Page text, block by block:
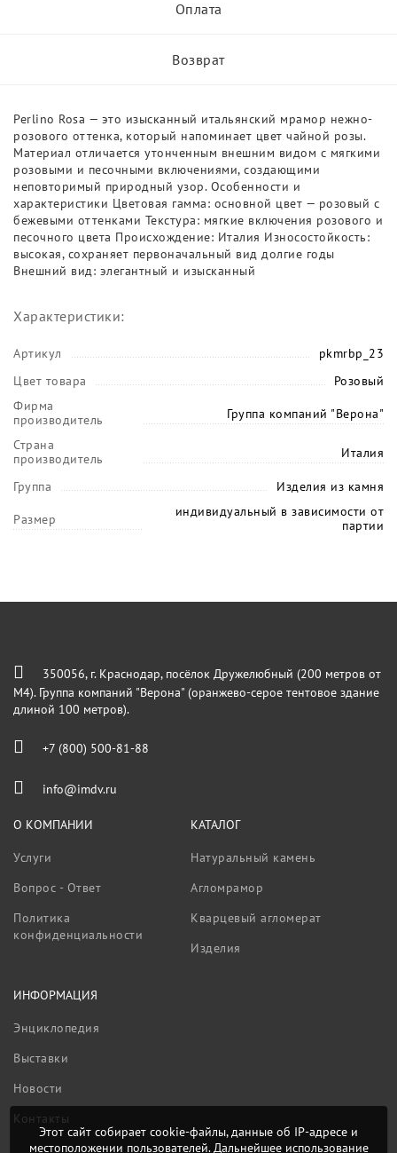
Оплата
Возврат
Perlino Rosa — это изысканный итальянский мрамор нежно-
розового оттенка, который напоминает цвет чайной розы.
Материал отличается утонченным внешним видом с мягкими
розовыми и песочными включениями, создающими
неповторимый природный узор. Особенности и
характеристики Цветовая гамма: основной цвет — розовый с
бежевыми оттенками Текстура: мягкие включения розового и
песочного цвета Происхождение: Италия Износостойкость:
высокая, сохраняет первоначальный вид долгие годы
Внешний вид: элегантный и изысканный
Характеристики:
Артикул
pkmrbp_23
Цвет товара
Розовый
Фирма
производитель
Группа компаний "Верона"
Страна
производитель
Италия
Группа Изделия из камня
Размер
индивидуальный в зависимости от
партии
350056, г. Краснодар, посёлок Дружелюбный (200 метров от
М4). Группа компаний "Верона" (оранжево-серое тентовое здание
длиной 100 метров).
+7 (800) 500-81-88
info@imdv.ru
О КОМПАНИИ
Услуги
Вопрос - Ответ
Политика
конфиденциальности
КАТАЛОГ
Натуральный камень
Агломрамор
Кварцевый агломерат
Изделия
ИНФОРМАЦИЯ
Энциклопедия
Выставки
Новости
Контакты
Этот сайт собирает cookie-файлы, данные об IP-адресе и
местоположении пользователей. Дальнейшее использование